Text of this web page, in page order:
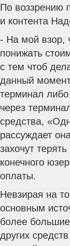
По воззрению
и контента
- На мой взор,
понижать
с тем чтоб
данный
терминал либо
через
средства,
рассуждает
захочут
конечного
оплаты.
Невзирая на
основным
более
других